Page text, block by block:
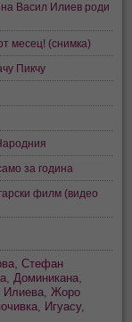
Васил Илиев роди
месец! (снимка)
Пикчу
за година
филм (видео
,Стефан
,Доминикана,
Илиева,Жоро
, Игуасу,